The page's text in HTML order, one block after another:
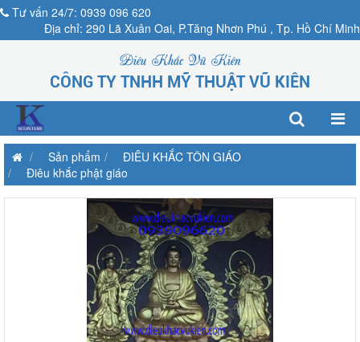
Tư vấn 24/7: 0939 096 620
Địa chỉ: 290 Lã Xuân Oai, P.Tăng Nhơn Phú , Tp. Hồ Chí Minh
Điêu Khắc Vũ Kiên
CÔNG TY TNHH MỸ THUẬT VŨ KIÊN
Sản phẩm
ĐIÊU KHẮC TÔN GIÁO
Điêu khắc phật giáo